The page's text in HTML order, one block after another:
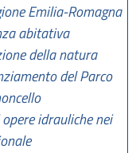
Emilia-Romagna
abitativa
della natura
del Parco
idrauliche nei